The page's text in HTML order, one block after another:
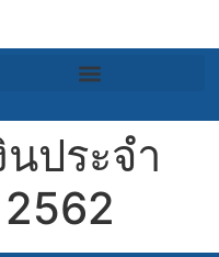
นประจำ